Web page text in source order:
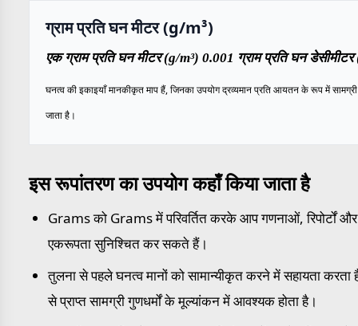
ग्राम प्रति घन मीटर (g/m³)
एक ग्राम प्रति घन मीटर (g/m³) 0.001 ग्राम प्रति घन डेसीमीटर
घनत्व की इकाइयाँ मानकीकृत माप हैं, जिनका उपयोग द्रव्यमान प्रति आयतन के रूप में
जाता है।
इस रूपांतरण का उपयोग कहाँ किया जाता है
Grams को Grams में परिवर्तित करके आप गणनाओं, रिपोर्टों और
एकरूपता सुनिश्चित कर सकते हैं।
तुलना से पहले घनत्व मानों को सामान्यीकृत करने में सहायता करता
से प्राप्त सामग्री गुणधर्मों के मूल्यांकन में आवश्यक होता है।